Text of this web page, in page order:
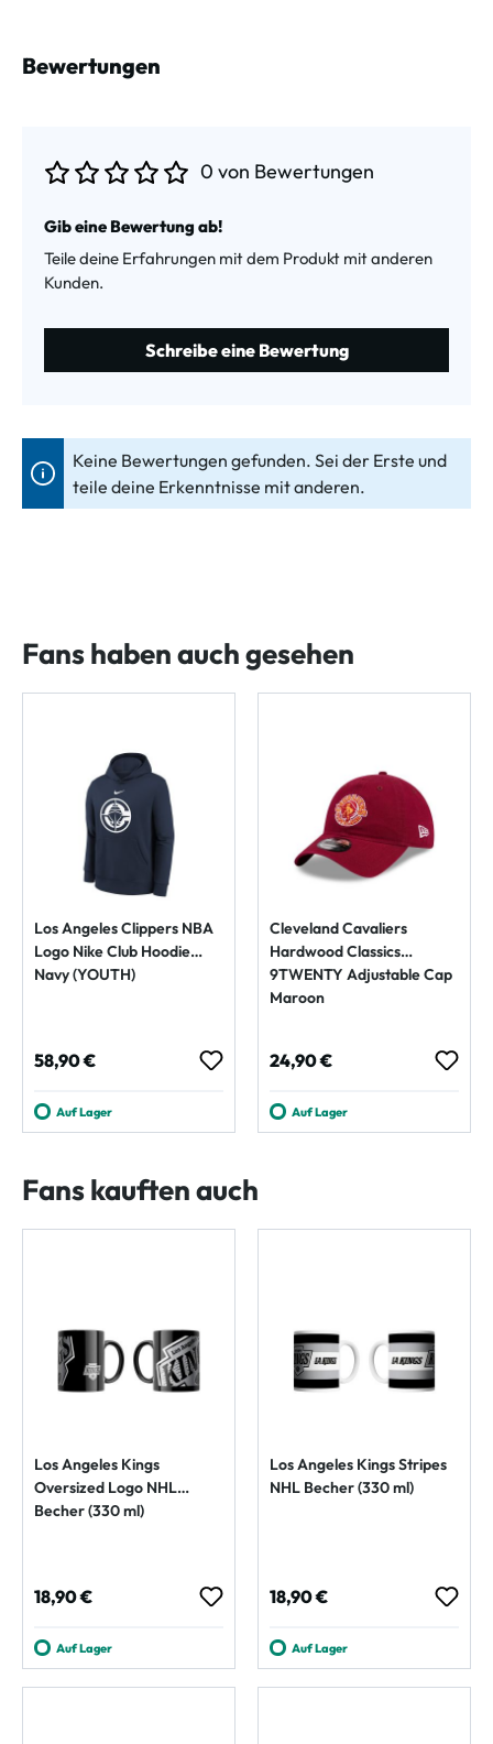
Bewertungen
0 von Bewertungen
Gib eine Bewertung ab!
Teile deine Erfahrungen mit dem Produkt mit anderen
Kunden.
Schreibe eine Bewertung
Keine Bewertungen gefunden. Sei der Erste und
teile deine Erkenntnisse mit anderen.
Fans haben auch gesehen
Los Angeles Clippers NBA
Logo Nike Club Hoodie
Navy (YOUTH)
Regulärer Preis:
58,90 €
Auf Lager
Cleveland Cavaliers
Hardwood Classics
9TWENTY Adjustable Cap
Maroon
Regulärer Preis:
24,90 €
Auf Lager
Fans kauften auch
Los Angeles Kings
Oversized Logo NHL
Becher (330 ml)
Regulärer Preis:
18,90 €
Auf Lager
Los Angeles Kings Stripes
NHL Becher (330 ml)
Regulärer Preis:
18,90 €
Auf Lager